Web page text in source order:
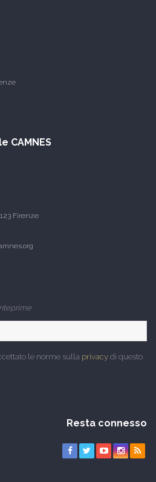
CAMNES
Firenze
le norme sulla privacy di questo
Resta connesso